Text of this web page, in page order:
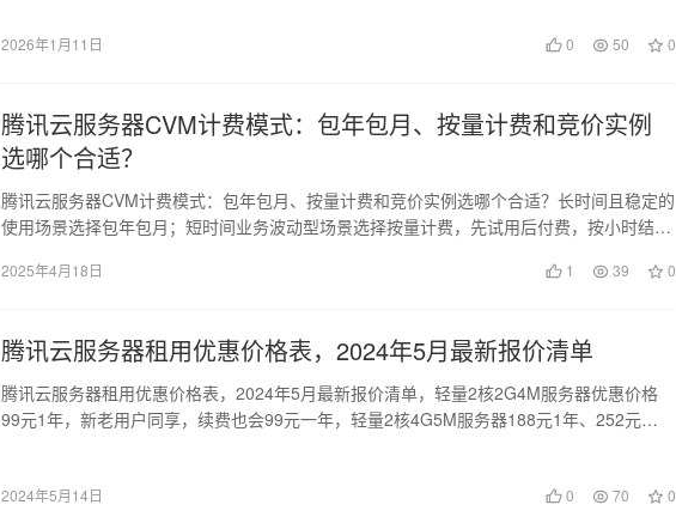
2026年1月11日 0 50 0
腾讯云服务器CVM计费模式：包年包月、按量计费和竞价实例
选哪个合适？
腾讯云服务器CVM计费模式：包年包月、按量计费和竞价实例选哪个合适？长时间且稳定的
使用场景选择包年包月；短时间业务波动型场景选择按量计费，先试用后付费，按小时结算
2025年4月18日 1 39 0
腾讯云服务器租用优惠价格表，2024年5月最新报价清单
腾讯云服务器租用优惠价格表，2024年5月最新报价清单，轻量2核2G4M服务器优惠价格
99元1年，新老用户同享，续费也会99元一年，轻量2核4G5M服务器188元1年、252元
2024年5月14日 0 70 0